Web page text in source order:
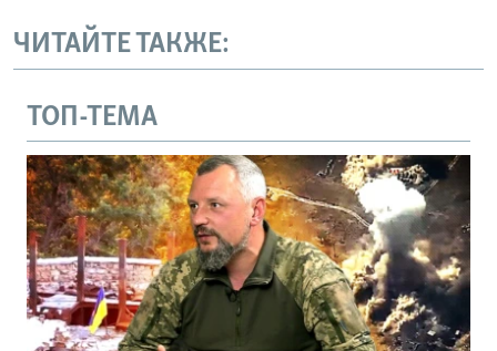
ЧИТАЙТЕ ТАКЖЕ:
ТОП-ТЕМА